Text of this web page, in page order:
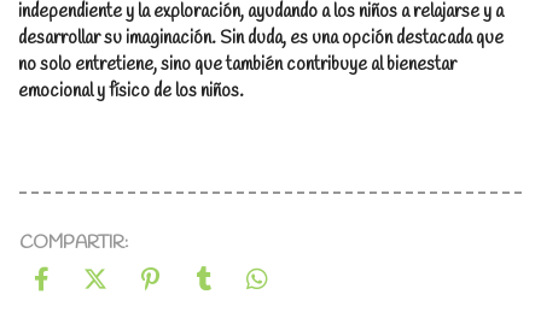
independiente y la exploración, ayudando a los niños a relajarse y a
desarrollar su imaginación. Sin duda, es una opción destacada que
no solo entretiene, sino que también contribuye al bienestar
emocional y físico de los niños.
COMPARTIR: